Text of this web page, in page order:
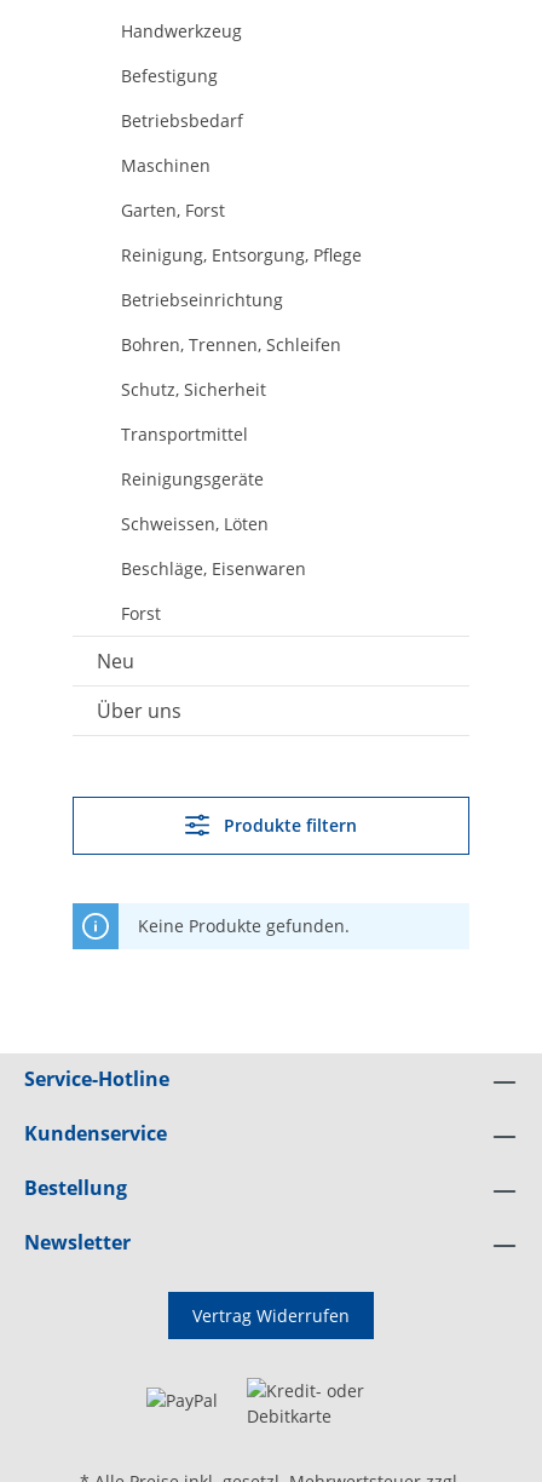
Handwerkzeug
Befestigung
Betriebsbedarf
Maschinen
Garten, Forst
Reinigung, Entsorgung, Pflege
Betriebseinrichtung
Bohren, Trennen, Schleifen
Schutz, Sicherheit
Transportmittel
Reinigungsgeräte
Schweissen, Löten
Beschläge, Eisenwaren
Forst
Neu
Über uns
Produkte filtern
Keine Produkte gefunden.
Service-Hotline
Kundenservice
Bestellung
Newsletter
Vertrag Widerrufen